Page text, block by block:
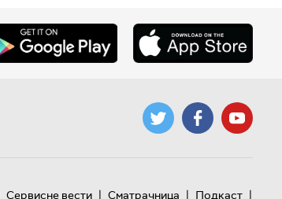
Сервисне вести | Сматрачница | Подкаст |